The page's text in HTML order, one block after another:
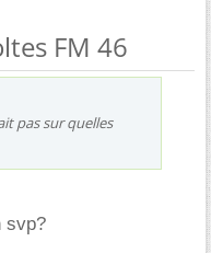
FM 46
pas sur quelles
svp?